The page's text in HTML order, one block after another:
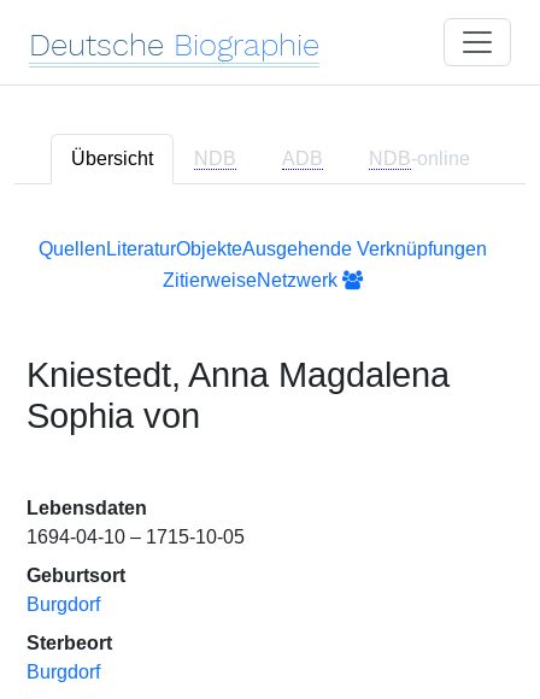
Deutsche Biographie
Übersicht NDB ADB NDB-online
Quellen LiteraturObjekteAusgehende Verknüpfungen
ZitierweiseNetzwerk
Kniestedt, Anna Magdalena
Sophia von
Lebensdaten
1694-04-10 – 1715-10-05
Geburtsort
Burgdorf
Sterbeort
Burgdorf